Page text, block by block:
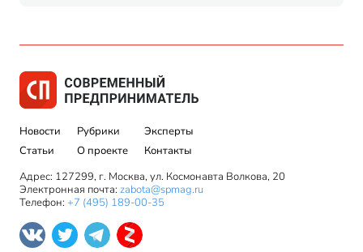
Новости
Статьи
Рубрики
О проекте
Эксперты
Контакты
Адрес: 127299, г. Москва, ул. Космонавта Волкова, 20
Электронная почта: zabota@spmag.ru
Телефон: +7 (495) 189-00-35